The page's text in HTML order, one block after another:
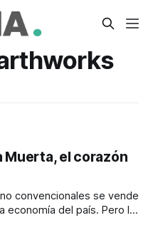
Muerta, el corazón
convencionales se vende
economía del país. Pero la